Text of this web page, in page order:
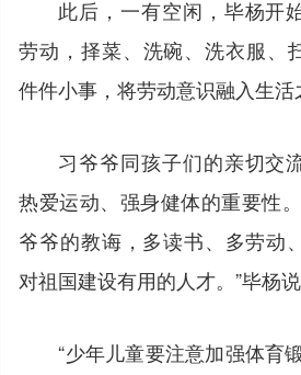
此后，一有空闲，毕杨开
劳动，择菜、洗碗、洗衣服
件件小事，将劳动意识融入生活
习爷爷同孩子们的亲切交
热爱运动、强身健体的重要性
爷爷的教诲，多读书、多劳动
对祖国建设有用的人才。”毕杨说
“少年儿童要注意加强体育